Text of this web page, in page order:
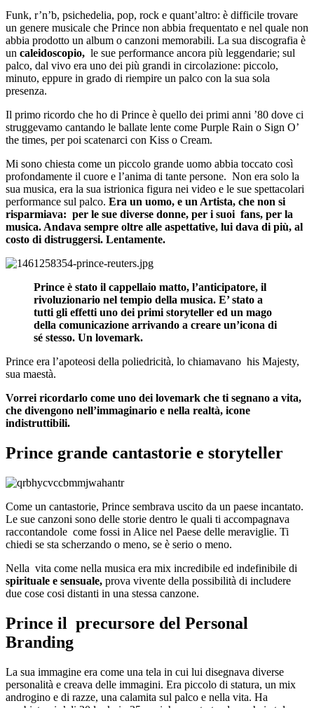
Funk, r’n’b, psichedelia, pop, rock e quant’altro: è difficile trovare
un genere musicale che Prince non abbia frequentato e nel quale non
abbia prodotto un album o canzoni memorabili. La sua discografia è
un caleidoscopio, le sue performance ancora più leggendarie; sul
palco, dal vivo era uno dei più grandi in circolazione: piccolo,
minuto, eppure in grado di riempire un palco con la sua sola
presenza.
Il primo ricordo che ho di Prince è quello dei primi anni ’80 dove ci
struggevamo cantando le ballate lente come Purple Rain o Sign O’
the times, per poi scatenarci con Kiss o Cream.
Mi sono chiesta come un piccolo grande uomo abbia toccato così
profondamente il cuore e l’anima di tante persone. Non era solo la
sua musica, era la sua istrionica figura nei video e le sue spettacolari
performance sul palco. Era un uomo, e un Artista, che non si
risparmiava: per le sue diverse donne, per i suoi fans, per la
musica. Andava sempre oltre alle aspettative, lui dava di più, al
costo di distruggersi. Lentamente.
Prince è stato il cappellaio matto, l’anticipatore, il
rivoluzionario nel tempio della musica. E’ stato a
tutti gli effetti uno dei primi storyteller ed un mago
della comunicazione arrivando a creare un’icona di
sé stesso. Un lovemark.
Prince era l’apoteosi della poliedricità, lo chiamavano his Majesty,
sua maestà.
Vorrei ricordarlo come uno dei lovemark che ti segnano a vita,
che divengono nell’immaginario e nella realtà, icone
indistruttibili.
Prince grande cantastorie e storyteller
Come un cantastorie, Prince sembrava uscito da un paese incantato.
Le sue canzoni sono delle storie dentro le quali ti accompagnava
raccontandole come fossi in Alice nel Paese delle meraviglie. Ti
chiedi se sta scherzando o meno, se è serio o meno.
Nella vita come nella musica era mix incredibile ed indefinibile di
spirituale e sensuale, prova vivente della possibilità di includere
due cose cosi distanti in una stessa canzone.
Prince il precursore del Personal
Branding
La sua immagine era come una tela in cui lui disegnava diverse
personalità e creava delle immagini. Era piccolo di statura, un mix
androgino e di razze, una calamita sul palco e nella vita. Ha